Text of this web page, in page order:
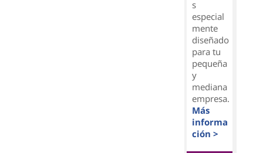
s
especial
mente
diseñado
para tu
pequeña
y
mediana
empresa.
Más
informa
ción >